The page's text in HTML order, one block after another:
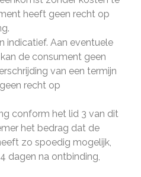
heeft geen recht op
indicatief. Aan eventuele
de consument geen
van een termijn
recht op
conform het lid 3 van dit
het bedrag dat de
zo spoedig mogelijk,
dagen na ontbinding,